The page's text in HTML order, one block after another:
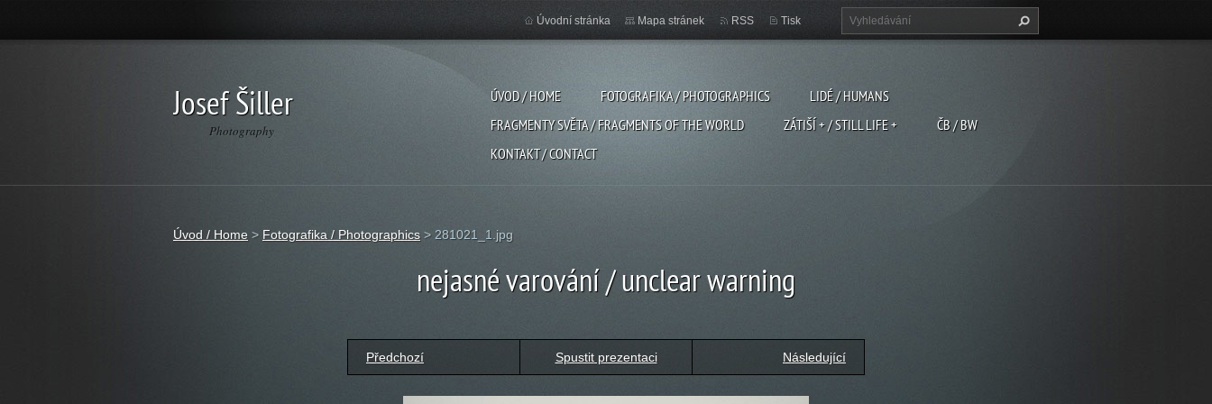
Josef Šiller
Photography
ÚVOD / HOME FOTOGRAFIKA / PHOTOGRAPHICS
LIDÉ / HUMANS
FRAGMENTY SVĚTA / FRAGMENTS OF THE WORLD
ZÁTIŠÍ + / STILL LIFE +
ČB / BW
KONTAKT / CONTACT
Úvodní stránka Mapa stránek RSS Tisk
Úvod / Home > Fotografika / Photographics > 281021_1.jpg
nejasné varování / unclear warning
Předchozí Spustit prezentaci Následující